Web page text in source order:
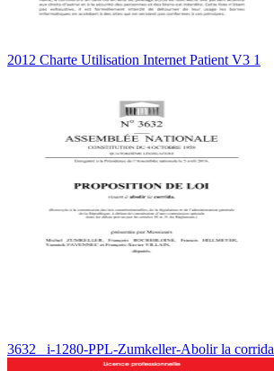
2012 Charte Utilisation Internet Patient V3 1
3632_ i-1280-PPL-Zumkeller-Abolir la corrida